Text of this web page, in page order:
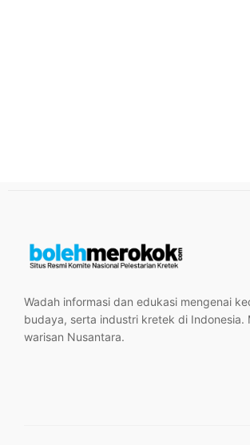
Wadah informasi dan edukasi mengenai
budaya, serta industri kretek di Indonesia.
warisan Nusantara.